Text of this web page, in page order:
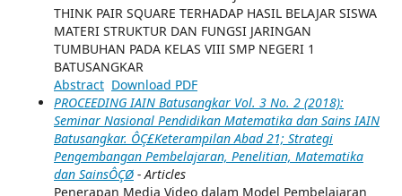
THINK PAIR SQUARE TERHADAP HASIL BELAJAR SISWA
MATERI STRUKTUR DAN FUNGSI JARINGAN
TUMBUHAN PADA KELAS VIII SMP NEGERI 1
BATUSANGKAR
Abstract Download PDF
PROCEEDING IAIN Batusangkar Vol. 3 No. 2 (2018):
Seminar Nasional Pendidikan Matematika dan Sains IAIN
Batusangkar. ÔÇ£Keterampilan Abad 21; Strategi
Pengembangan Pembelajaran, Penelitian, Matematika
dan SainsÔÇØ - Articles
Penerapan Media Video dalam Model Pembelajaran